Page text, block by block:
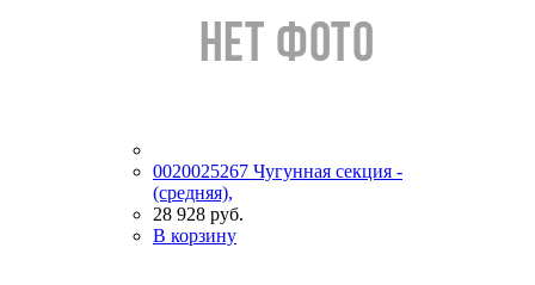
0020025267 Чугунная секция -
(средняя),
28 928 руб.
В корзину